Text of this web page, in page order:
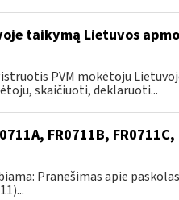
taikymą Lietuvos
PVM mokėtoju
skaičiuoti, deklaruoti...
FR0711B, FR0711C,
Pranešimas apie